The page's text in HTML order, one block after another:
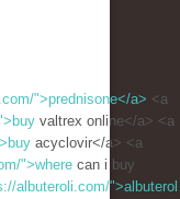
">prednisone</a> <a
valtrex online</a> <a
acyclovir</a> <a
">where can i buy
albuteroli.com/">albuterol